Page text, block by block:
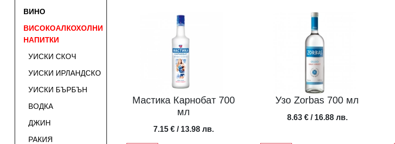
ВИНО
ВИСОКОАЛКОХОЛНИ
НАПИТКИ
УИСКИ СКОЧ
УИСКИ ИРЛАНДСКО
УИСКИ БЪРБЪН
ВОДКА
ДЖИН
РАКИЯ
Мастика Карнобат 700
мл
7.15 € / 13.98 лв.
Узо Zorbas 700 мл
8.63 € / 16.88 лв.